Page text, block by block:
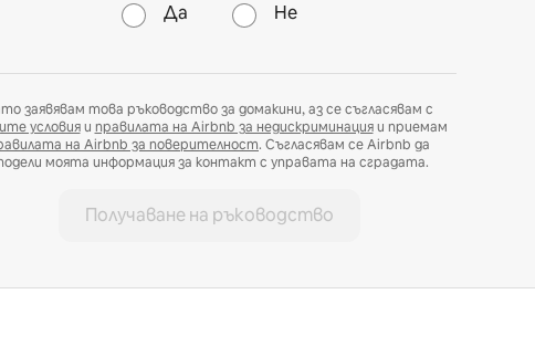
Да Не
заявявам това ръководство за домакини, аз се съгласявам с
условияи правилата на Airbnb за недискриминацияи приемам
на Airbnb за поверителност. Съгласявам се Airbnb да
моята информация за контакт с управата на сградата.
Получаване на ръководство